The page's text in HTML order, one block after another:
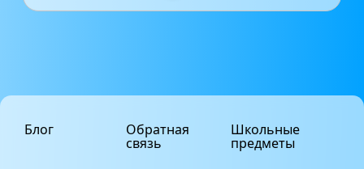
Блог Обратная
связь
Школьные
предметы